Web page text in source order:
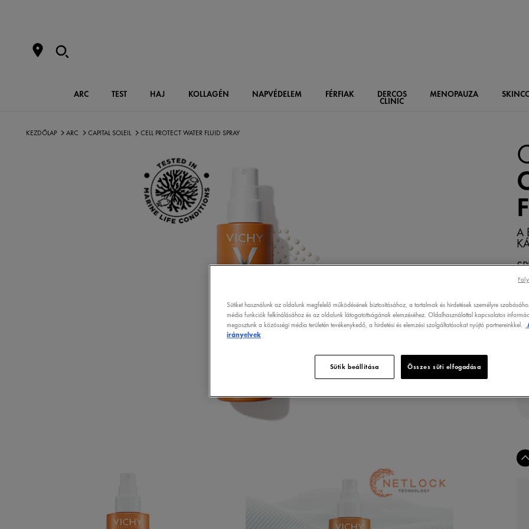
ARC TEST HAJ KOLLAGÉN NAPVÉDELEM FÉRFIAK DERCOS
CLINIC
MENOPAUZA SKIN
KEZDŐLAP ARC CAPITAL SOLEIL CELL PROTECT WATER FLUID SPRAY
A
Sütiket használunk az oldalunk megfelelő működésének biztosításához, a tartalmak és hirdetések személyre
média funkciók felkínálásához és az oldalunk látogatottságának elemzéséhez. Oldalhasználattal kapcsolatos
megosztunk a közösségi média területén tevékenykedő, a hirdetési és elemzési szolgáltatásokat nyújtó partnereinkkel.
irányelvek
Sütik beállítása Összes süti elfogadása